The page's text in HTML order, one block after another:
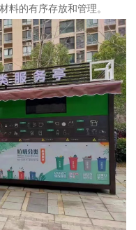
料的有序存放和管理。